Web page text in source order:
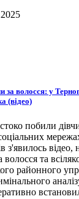
за волосся: у
(відео)
побили
з'явилось відео,
волосся та
районного